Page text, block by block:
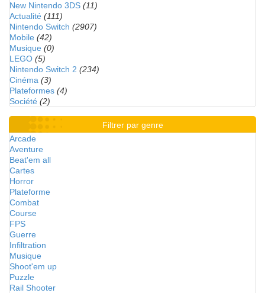
New Nintendo 3DS (11)
Actualité (111)
Nintendo Switch (2907)
Mobile (42)
Musique (0)
LEGO (5)
Nintendo Switch 2 (234)
Cinéma (3)
Plateformes (4)
Société (2)
Filtrer par genre
Arcade
Aventure
Beat'em all
Cartes
Horror
Plateforme
Combat
Course
FPS
Guerre
Infiltration
Musique
Shoot'em up
Puzzle
Rail Shooter